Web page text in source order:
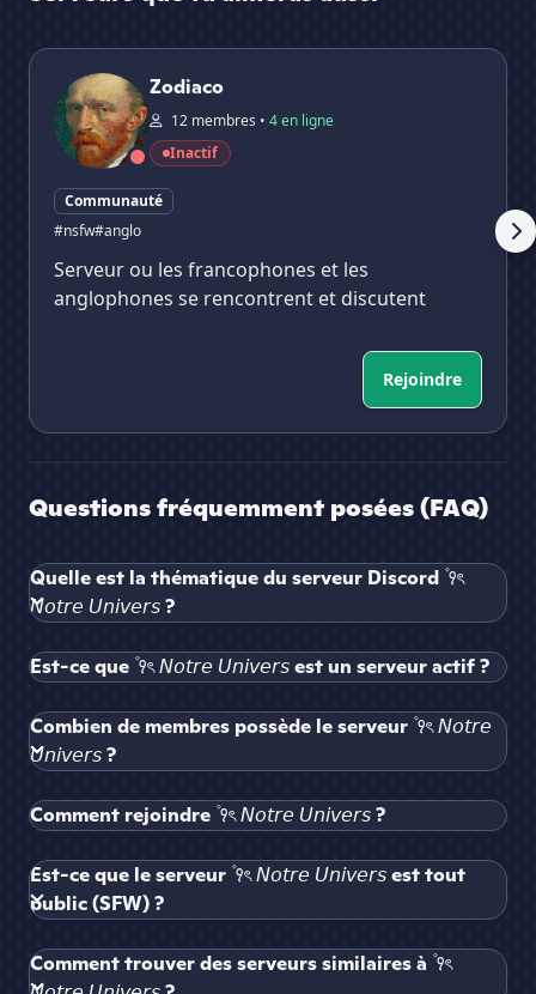
Zodiaco
Zodiaco
12 membres • 4 en ligne
Inactif
Communauté
#nsfw#anglo
Serveur ou les francophones et les
anglophones se rencontrent et discutent
Rejoindre
Questions fréquemment posées (FAQ)
Quelle est la thématique du serveur Discord ۫ ꣑ৎ
𝘕𝘰𝘵𝘳𝘦 𝘜𝘯𝘪𝘷𝘦𝘳𝘴 ?
Est-ce que ۫ ꣑ৎ 𝘕𝘰𝘵𝘳𝘦 𝘜𝘯𝘪𝘷𝘦𝘳𝘴 est un serveur actif ?
Combien de membres possède le serveur ۫ ꣑ৎ 𝘕𝘰𝘵𝘳𝘦
𝘜𝘯𝘪𝘷𝘦𝘳𝘴 ?
Comment rejoindre ۫ ꣑ৎ 𝘕𝘰𝘵𝘳𝘦 𝘜𝘯𝘪𝘷𝘦𝘳𝘴 ?
Est-ce que le serveur ۫ ꣑ৎ 𝘕𝘰𝘵𝘳𝘦 𝘜𝘯𝘪𝘷𝘦𝘳𝘴 est tout
public (SFW) ?
Comment trouver des serveurs similaires à ۫ ꣑ৎ